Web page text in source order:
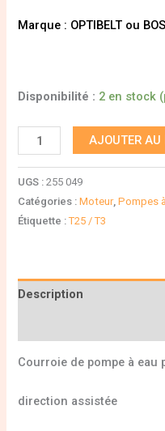
Marque : OPTIBELT ou
Disponibilité : 2 en stock
AJOUTER AU
UGS :255 049
Catégories :Moteur,Pompes
Étiquette :T25 / T3
Description
Courroie de pompe à eau
direction assistée